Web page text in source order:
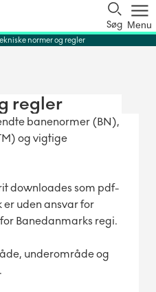
Søg Menu
normer og regler
regler
banenormer (BN),
og vigtige
downloades som pdf-
uden ansvar for
Banedanmarks regi.
underområde og